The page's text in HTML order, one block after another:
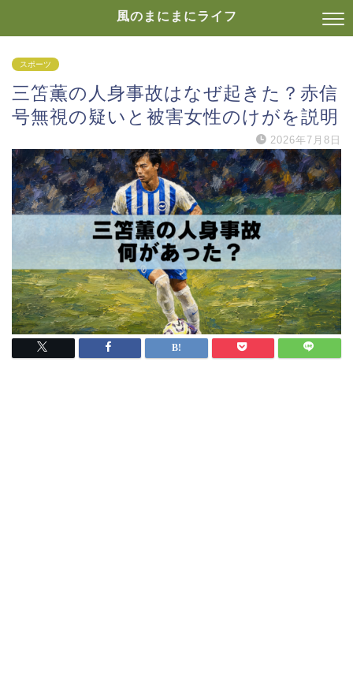
風のまにまにライフ
スポーツ
三笘薫の人身事故はなぜ起きた？赤信
号無視の疑いと被害女性のけがを説明
2026年7月8日